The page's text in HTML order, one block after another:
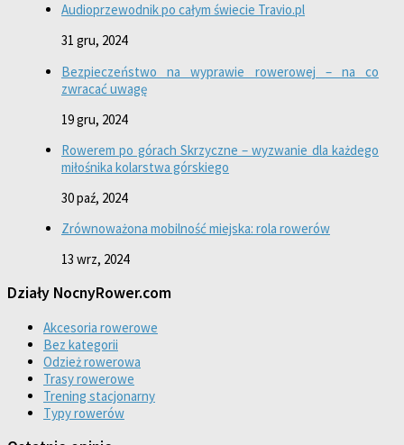
Audioprzewodnik po całym świecie Travio.pl
31 gru, 2024
Bezpieczeństwo na wyprawie rowerowej – na co
zwracać uwagę
19 gru, 2024
Rowerem po górach Skrzyczne – wyzwanie dla każdego
miłośnika kolarstwa górskiego
30 paź, 2024
Zrównoważona mobilność miejska: rola rowerów
13 wrz, 2024
Działy NocnyRower.com
Akcesoria rowerowe
Bez kategorii
Odzież rowerowa
Trasy rowerowe
Trening stacjonarny
Typy rowerów